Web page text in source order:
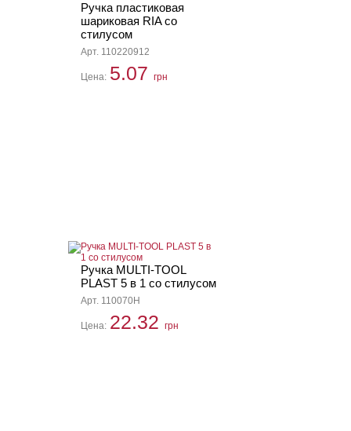
Ручка пластиковая
шариковая RIA со
стилусом
Арт. 110220912
Цена: 5.07 грн
Ручка MULTI-TOOL
PLAST 5 в 1 со стилусом
Арт. 110070H
Цена: 22.32 грн